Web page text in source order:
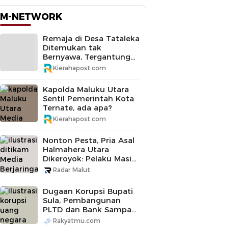
M-NETWORK
Remaja di Desa Tataleka
Ditemukan tak
Bernyawa, Tergantung
di Pohon Mangga
Kierahapost.com
Kapolda Maluku Utara
Sentil Pemerintah Kota
Ternate, ada apa?
Kierahapost.com
Nonton Pesta, Pria Asal
Halmahera Utara
Dikeroyok: Pelaku Masih
Buron
Radar Malut
Dugaan Korupsi Bupati
Sula, Pembangunan
PLTD dan Bank Sampah
Diperiksa
Rakyatmu.com